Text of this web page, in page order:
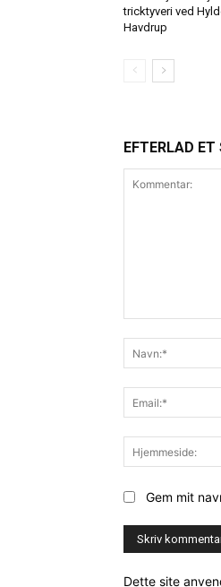
tricktyveri ved
Havdrup
EFTERLAD ET
Gem mit
Dette site